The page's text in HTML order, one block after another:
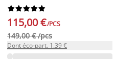






115,00 €/PCS
149,00 € /pcs
Dont éco-part. 1.39 €